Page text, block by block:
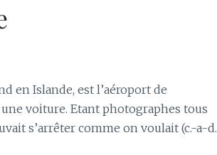
en Islande, est l’aéroport de
voiture. Etant photographes tous
s’arrêter comme on voulait (c.-a-d.